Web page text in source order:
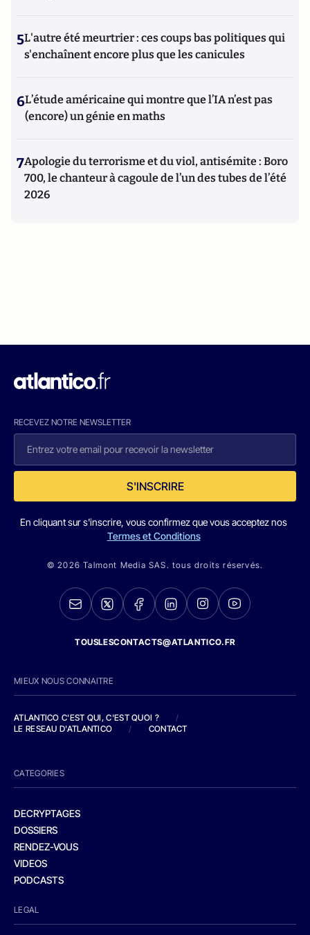
5L'autre été meurtrier : ces coups bas politiques qui
s'enchaînent encore plus que les canicules
6L’étude américaine qui montre que l’IA n’est pas
(encore) un génie en maths
7Apologie du terrorisme et du viol, antisémite : Boro
700, le chanteur à cagoule de l’un des tubes de l’été
2026
RECEVEZ NOTRE NEWSLETTER
S'INSCRIRE
En cliquant sur s'inscrire, vous confirmez que vous acceptez nos
Termes et Conditions
© 2026 Talmont Media SAS. tous droits réservés.
TOUSLESCONTACTS@ATLANTICO.FR
MIEUX NOUS CONNAITRE
ATLANTICO C'EST QUI, C'EST QUOI ?
/
LE RESEAU D'ATLANTICO
/ CONTACT
CATEGORIES
DECRYPTAGES
DOSSIERS
RENDEZ-VOUS
VIDEOS
PODCASTS
LEGAL